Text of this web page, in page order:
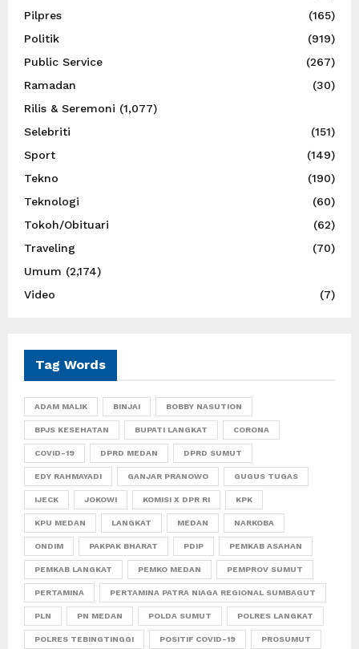
Pilpres
(165)
Politik
(919)
Public Service
(267)
Ramadan
(30)
Rilis & Seremoni (1,077)
Selebriti
(151)
Sport
(149)
Tekno
(190)
Teknologi
(60)
Tokoh/Obituari
(62)
Traveling
(70)
Umum (2,174)
Video
(7)
Tag Words
ADAM MALIK BINJAI BOBBY NASUTION
BPJS KESEHATAN BUPATI LANGKAT CORONA
COVID-19 DPRD MEDAN DPRD SUMUT
EDY RAHMAYADI GANJAR PRANOWO GUGUS TUGAS
IJECK JOKOWI KOMISI X DPR RI KPK
KPU MEDAN LANGKAT MEDAN NARKOBA
ONDIM PAKPAK BHARAT PDIP PEMKAB ASAHAN
PEMKAB LANGKAT PEMKO MEDAN PEMPROV SUMUT
PERTAMINA PERTAMINA PATRA NIAGA REGIONAL SUMBAGUT
PLN PN MEDAN POLDA SUMUT POLRES LANGKAT
POLRES TEBINGTINGGI POSITIF COVID-19 PROSUMUT